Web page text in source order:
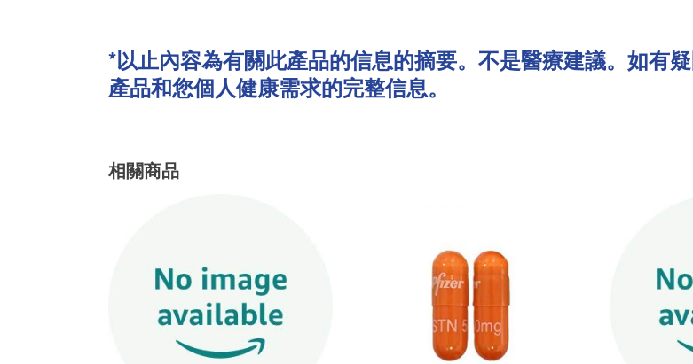
*以止內容為有關此產品的信息的摘要。不是醫療建議。如有
產品和您個人健康需求的完整信息。
相關商品